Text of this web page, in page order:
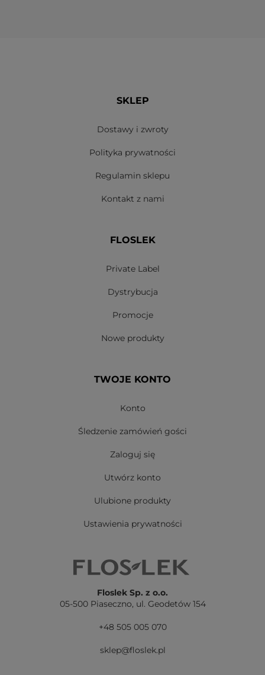
SKLEP
Dostawy i zwroty
Polityka prywatności
Regulamin sklepu
Kontakt z nami
FLOSLEK
Private Label
Dystrybucja
Promocje
Nowe produkty
TWOJE KONTO
Konto
Śledzenie zamówień gości
Zaloguj się
Utwórz konto
Ulubione produkty
Ustawienia prywatności
Floslek Sp. z o.o.
05-500 Piaseczno, ul. Geodetów 154
+48 505 005 070
sklep@floslek.pl